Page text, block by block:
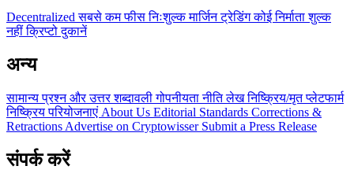
Decentralizedसबसे कम फीसनिःशुल्कमार्जिन ट्रेडिंगकोई निर्माता शुल्क
नहींक्रिप्टो दुकानें
अन्य
सामान्य प्रश्न और उत्तरशब्दावलीगोपनीयता नीतिलेखनिष्क्रिय/मृत प्लेटफार्म
निष्क्रिय परियोजनाएं About Us Editorial Standards Corrections &
Retractions Advertise on Cryptowisser Submit a Press Release
संपर्क करें